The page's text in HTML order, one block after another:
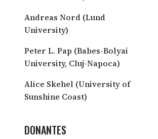
Andreas Nord (Lund
University)
Peter L. Pap (Babes-Bolyai
University, Cluj-Napoca)
Alice Skehel (University of
Sunshine Coast)
DONANTES